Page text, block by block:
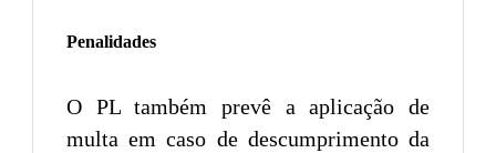
Penalidades
O PL também prevê a aplicação de
multa em caso de descumprimento da